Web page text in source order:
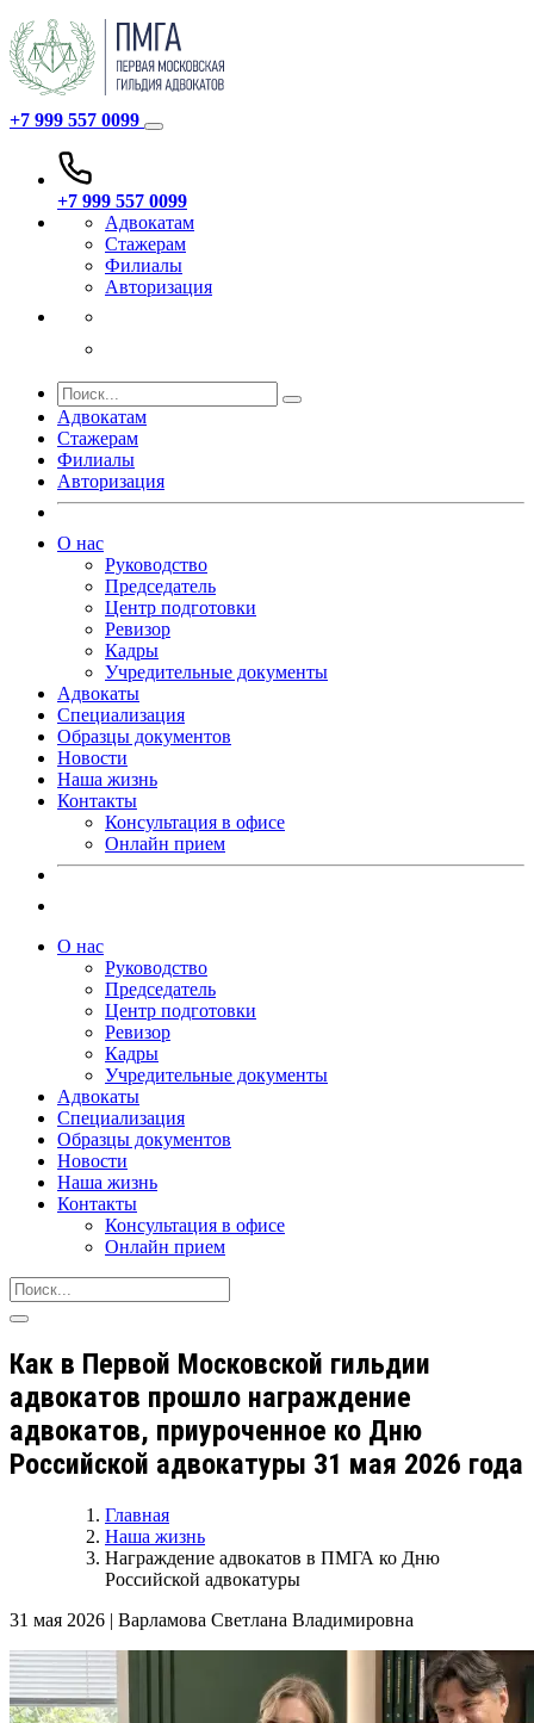
+7 999 557 0099
+7 999 557 0099
Адвокатам
Стажерам
Филиалы
Авторизация
Адвокатам
Стажерам
Филиалы
Авторизация
О нас
Руководство
Председатель
Центр подготовки
Ревизор
Кадры
Учредительные документы
Адвокаты
Специализация
Образцы документов
Новости
Наша жизнь
Контакты
Консультация в офисе
Онлайн прием
О нас
Руководство
Председатель
Центр подготовки
Ревизор
Кадры
Учредительные документы
Адвокаты
Специализация
Образцы документов
Новости
Наша жизнь
Контакты
Консультация в офисе
Онлайн прием
Как в Первой Московской гильдии
адвокатов прошло награждение
адвокатов, приуроченное ко Дню
Российской адвокатуры 31 мая 2026 года
Главная
Наша жизнь
Награждение адвокатов в ПМГА ко Дню
Российской адвокатуры
31 мая 2026 | Варламова Светлана Владимировна